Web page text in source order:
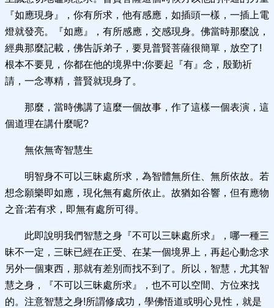
『如應現身』，你有所求，他有感應，如插頭一樣，一插上電
燈就發亮。『如應』，有所感應，交感現身。佛當時那麼說，
經典那麼記載，佛告訴弟子，要見普賢菩薩很簡單，放空了!
根本不要見，你都在他的境界中;你要起『有』念，殷勤祈
請，一念專精，普賢就現身了。
那麼，當時佛講了這麼一個故事，作了這樣一個表演，這
個道理在講什麼呢?
無依無寄智慧生
明智身不可以三昧處所求，為智體無所住、無所依故。若
想念願樂即如應，現化無有處所依止。故猶如谷響，但有應物
之音;若有求，即無有處所可得。
此即說明我們智慧之身『不可以三昧處所求』，哪一種三
昧不一定，三昧已經在正受、在某一個境界上，再起心動念求
另外一個東西，那就有差別而找不到了。所以，智慧，尤其智
慧之身，『不可以三昧處所求』，也不可以空間、方位來找
的。注意智慧之身!所謂修成功，學佛悟道或明心見性，就是